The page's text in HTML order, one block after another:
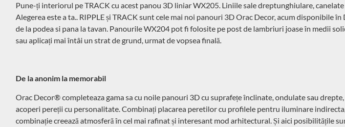
Pune-ți interiorul pe TRACK cu acest panou 3D liniar WX205. Liniile sale dreptunghiulare,
Alegerea este a ta.. RIPPLE și TRACK sunt cele mai noi panouri 3D Orac Decor, acum
de la podea si pana la tavan. Panourile WX204 pot fi folosite pe post de lambriuri joase în medii
sau aplicați mai întâi un strat de grund, urmat de vopsea finală.
De la anonim la memorabil
Orac Decor® completeaza gama sa cu noile panouri 3D cu suprafețe înclinate, ondulate sau
acoperi pereții cu personalitate. Combinați placarea peretilor cu profilele pentru iluminare
combinație creează atmosferă în cel mai rafinat și interesant mod arhitectural. Și aici posibilitățile